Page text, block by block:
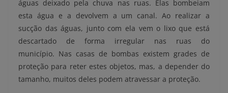
águas deixado pela chuva nas ruas. Elas bombeiam
esta água e a devolvem a um canal. Ao realizar a
sucção das águas, junto com ela vem o lixo que está
descartado de forma irregular nas ruas do
município. Nas casas de bombas existem grades de
proteção para reter estes objetos, mas, a depender do
tamanho, muitos deles podem atravessar a proteção.